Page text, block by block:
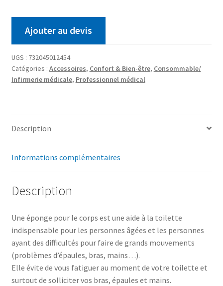
Ajouter au devis
UGS : 732045012454
Catégories : Accessoires, Confort & Bien-être, Consommable/
Infirmerie médicale, Professionnel médical
Description
Informations complémentaires
Description
Une éponge pour le corps est une aide à la toilette
indispensable pour les personnes âgées et les personnes
ayant des difficultés pour faire de grands mouvements
(problèmes d’épaules, bras, mains…).
Elle évite de vous fatiguer au moment de votre toilette et
surtout de solliciter vos bras, épaules et mains.